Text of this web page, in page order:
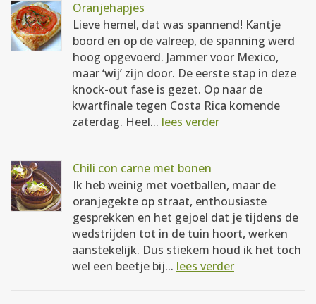
Oranjehapjes
Lieve hemel, dat was spannend! Kantje
boord en op de valreep, de spanning werd
hoog opgevoerd. Jammer voor Mexico,
maar ‘wij’ zijn door. De eerste stap in deze
knock-out fase is gezet. Op naar de
kwartfinale tegen Costa Rica komende
zaterdag. Heel... lees verder
Chili con carne met bonen
Ik heb weinig met voetballen, maar de
oranjegekte op straat, enthousiaste
gesprekken en het gejoel dat je tijdens de
wedstrijden tot in de tuin hoort, werken
aanstekelijk. Dus stiekem houd ik het toch
wel een beetje bij... lees verder